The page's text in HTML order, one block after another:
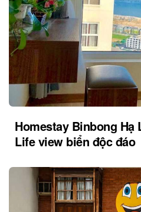
Homestay Binbong Hạ
Life view biển độc đáo